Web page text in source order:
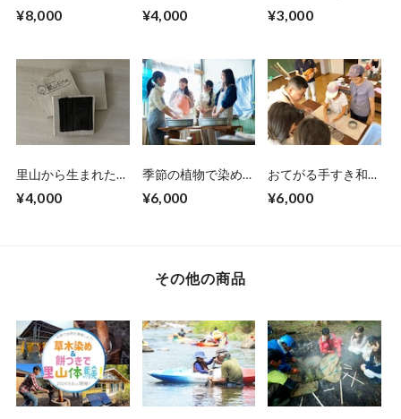
崎移住ツアー 食と
26日開催 》
¥8,000
ぎ川崎移住ツアー
25日開催 》
¥4,000
つきで里山体験！
¥3,000
里山から生まれた新
よう！3Dプリンタ
¥4,000
季節の植物で染める
月開催》
¥6,000
おてがる手すき和紙
開催》
¥6,000
その他の商品